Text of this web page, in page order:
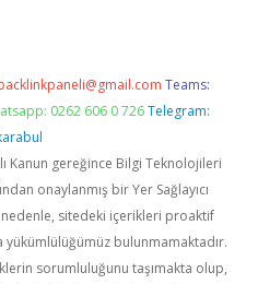
Teams:
0262 606 0 726 Telegram:
Kanun gereğince Bilgi Teknolojileri
onaylanmış bir Yer Sağlayıcı
sitedeki içerikleri proaktif
bulunmamaktadır.
sorumluluğunu taşımakta olup,